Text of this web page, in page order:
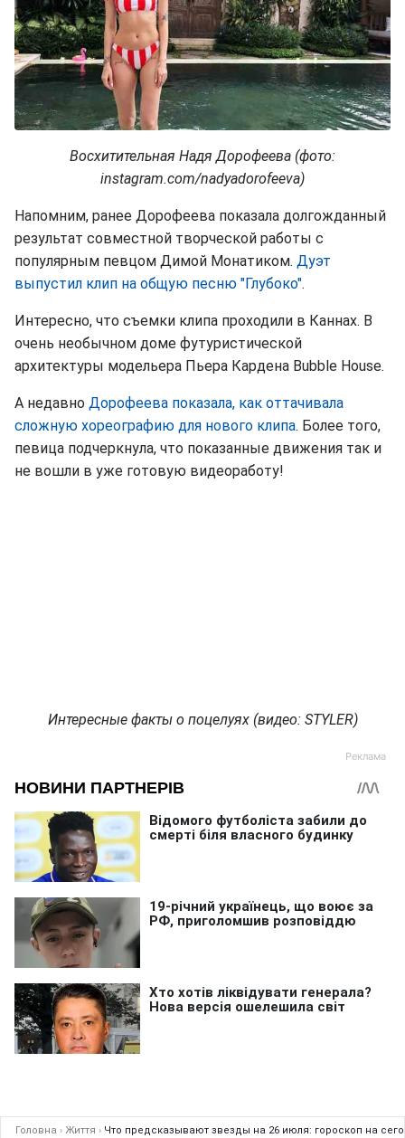
Восхитительная Надя Дорофеева (фото:
instagram.com/nadyadorofeeva)
Напомним, ранее Дорофеева показала долгожданный
результат совместной творческой работы с
популярным певцом Димой Монатиком. Дуэт
выпустил клип на общую песню "Глубоко".
Интересно, что съемки клипа проходили в Каннах. В
очень необычном доме футуристической
архитектуры модельера Пьера Кардена Bubble House.
А недавно Дорофеева показала, как оттачивала
сложную хореографию для нового клипа. Более того,
певица подчеркнула, что показанные движения так и
не вошли в уже готовую видеоработу!
Интересные факты о поцелуях (видео: STYLER)
Головна › Життя › Что предсказывают звезды на 26 июля: гороскоп на